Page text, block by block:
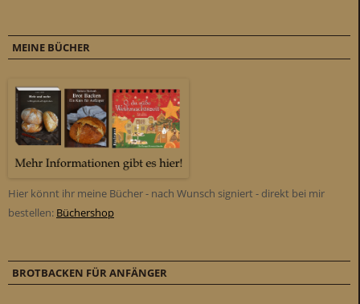
MEINE BÜCHER
Hier könnt ihr meine Bücher - nach Wunsch signiert - direkt bei mir
bestellen: Büchershop
BROTBACKEN FÜR ANFÄNGER